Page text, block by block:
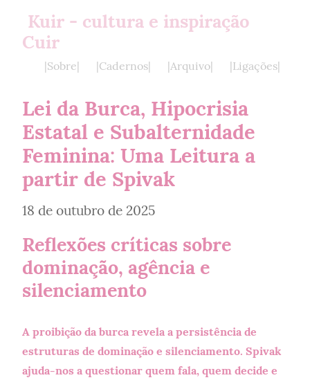
Kuir - cultura e inspiração
Cuir
|Sobre| |Cadernos| |Arquivo| |Ligações|
Lei da Burca, Hipocrisia
Estatal e Subalternidade
Feminina: Uma Leitura a
partir de Spivak
18 de outubro de 2025
Reflexões críticas sobre
dominação, agência e
silenciamento
A proibição da burca revela a persistência de
estruturas de dominação e silenciamento. Spivak
ajuda-nos a questionar quem fala, quem decide e